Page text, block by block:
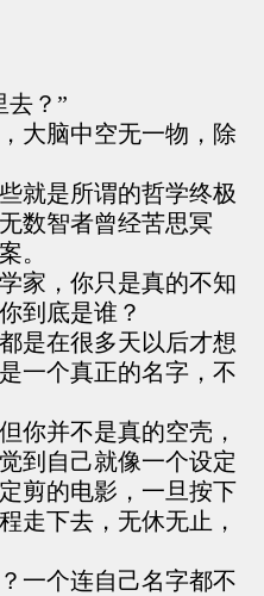
？”
大脑中空无一物，除
就是所谓的哲学终极
数智者曾经苦思冥
。
家，你只是真的不知
到底是谁？
在很多天以后才想
一个真正的名字，不
你并不是真的空壳，
到自己就像一个设定
剪的电影，一旦按下
走下去，无休无止，
一个连自己名字都不